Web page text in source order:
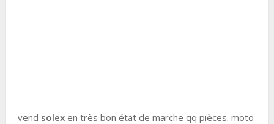
vend solexen très bon état de marche qq pièces. moto